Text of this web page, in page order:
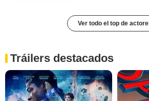
Ver todo el top de
Tráilers destacados